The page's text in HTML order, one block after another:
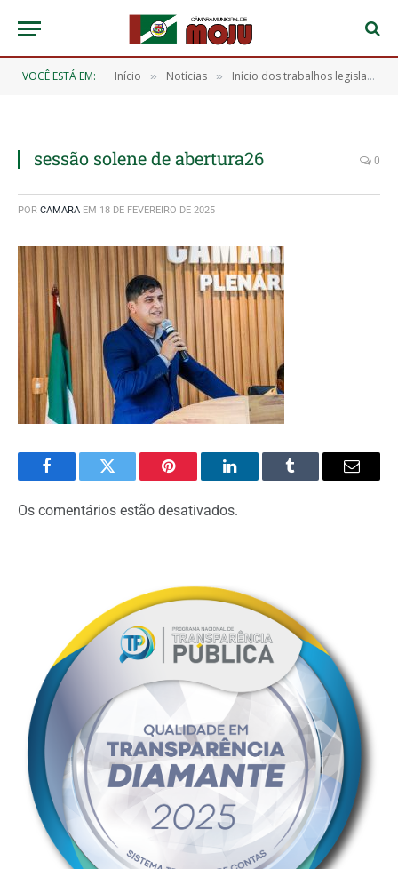
VOCÊ ESTÁ EM: Início » Notícias » Início dos trabalhos legislativos de 2025
sessão solene de abertura26 0
POR CAMARA EM 18 DE FEVEREIRO DE 2025
FacebookTwitter Pinterest O
LinkedIn
Tumblr
E-
Os comentários estão desativados.